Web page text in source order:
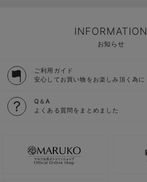
INFORMATION
お知らせ
ご利用ガイド
安心してお買い物をお楽しみ頂く為に
Q＆A
よくある質問をまとめました